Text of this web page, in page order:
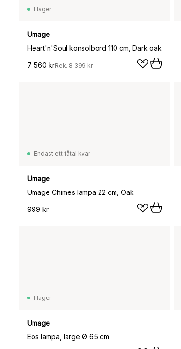
I lager
Umage
Heart'n'Soul konsolbord 110 cm, Dark oak
7 560 krRek. 8 399 kr
Endast ett fåtal kvar
Umage
Umage Chimes lampa 22 cm, Oak
999 kr
I lager
Umage
Eos lampa, large Ø 65 cm